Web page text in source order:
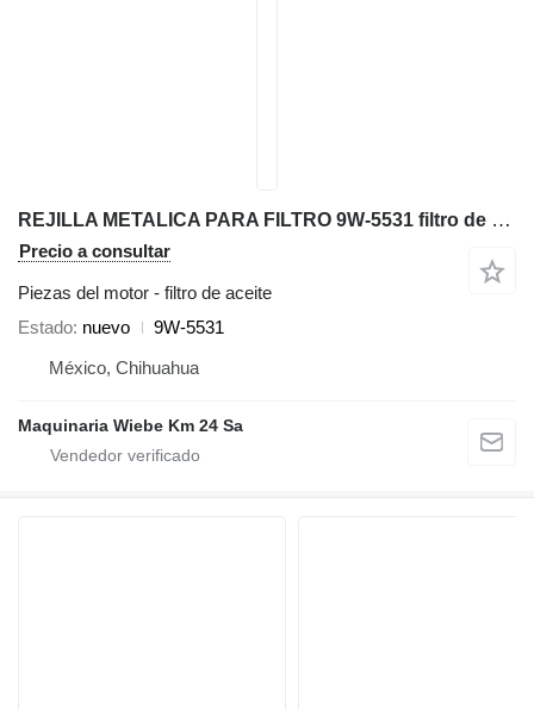
REJILLA METALICA PARA FILTRO 9W-5531 filtro de aceite para Caterpillar 627K 994K 773G D8T 770G mototraílla
Precio a consultar
Piezas del motor - filtro de aceite
Estado nuevo
9W-5531
México, Chihuahua
Maquinaria Wiebe Km 24 Sa